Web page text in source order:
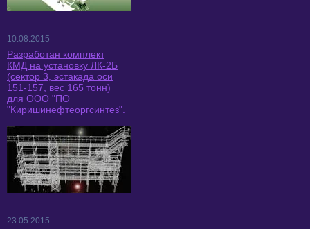
10.08.2015
Разработан комплект
КМД на установку ЛК-2Б
(сектор 3, эстакада оси
151-157, вес 165 тонн)
для ООО "ПО
"Киришинефтеоргсинтез".
23.05.2015